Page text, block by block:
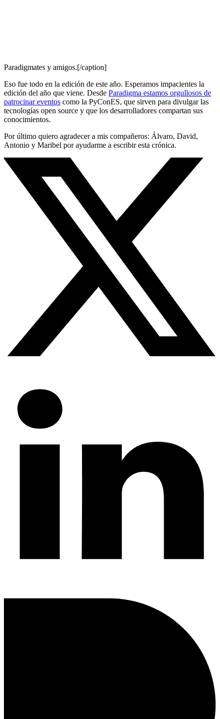
Paradigmates y amigos.[/caption]
Eso fue todo en la edición de este año. Esperamos impacientes la
edición del año que viene. Desde Paradigma estamos orgullosos de
patrocinar eventos como la PyConES, que sirven para divulgar las
tecnologías open source y que los desarrolladores compartan sus
conocimientos.
Por último quiero agradecer a mis compañeros: Álvaro, David,
Antonio y Maribel por ayudarme a escribir esta crónica.